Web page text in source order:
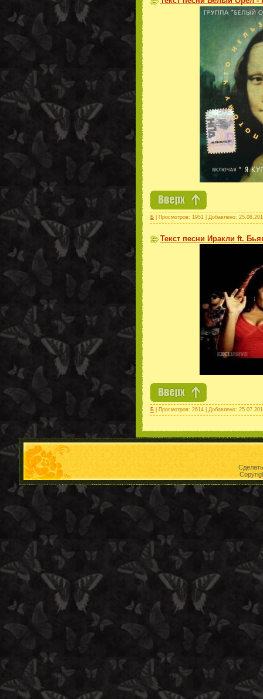
Б | Просмотров: 1951 | Добавлено:
Текст песни Иракли ft.
Б | Просмотров: 2614 | Добавлено: